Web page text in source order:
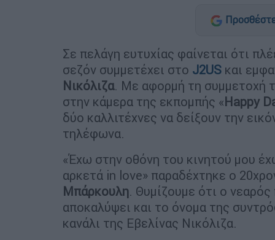
Σε πελάγη ευτυχίας φαίνεται ότι
σεζόν συμμετέχει στο J2US και
Νικόλιζα. Με αφορμή τη συμμετοχή
στην κάμερα της εκπομπής «Happy
δύο καλλιτέχνες να δείξουν την
τηλέφωνα.
«Έχω στην οθόνη του κινητού μου
αρκετά in love» παραδέχτηκε ο
Μπάρκουλη. Θυμίζουμε ότι ο νεαρός
αποκαλύψει και το όνομα της
κανάλι της Εβελίνας Νικόλιζα.